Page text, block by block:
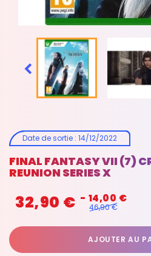

Date de sortie : 14/12/2022
FINAL FANTASY VII (7)
REUNION SERIES X
32,90 € - 14,00 €
46,90 €
AJOUTER AU